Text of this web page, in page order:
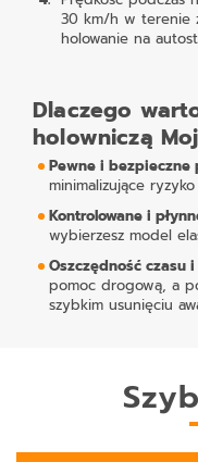
30 km/h w terenie
holowanie na
Dlaczego
holowniczą
Pewne i bezpieczne
minimalizujące
Kontrolowane i
wybierzesz model
Oszczędność czasu
pomoc drogową, a
szybkim usunięciu